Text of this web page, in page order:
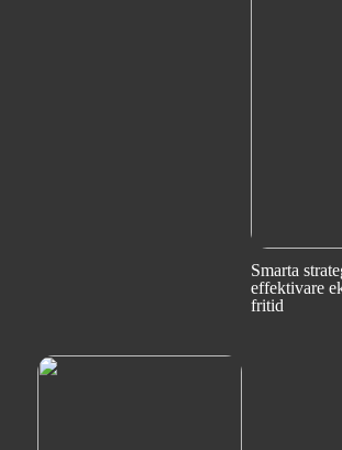
Smarta
effektivare
fritid